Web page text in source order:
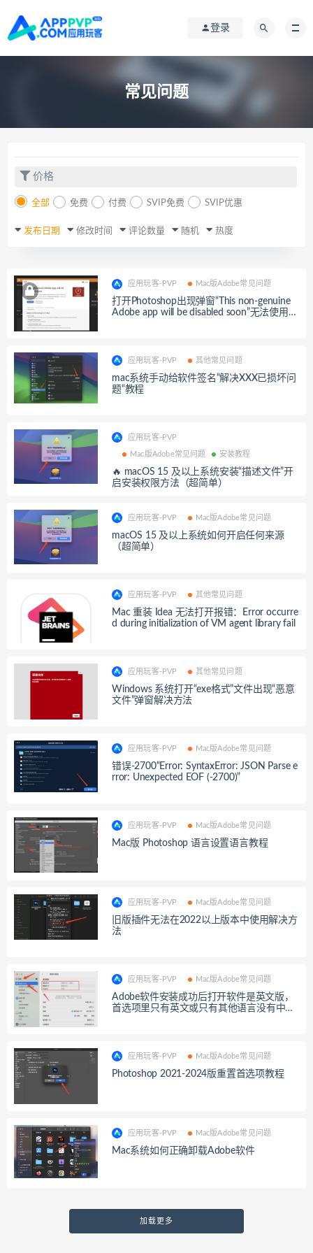
登录
常见问题
价格
全部 免费 付费 SVIP免费 SVIP优惠
发布日期 修改时间 评论数量 随机 热度
应用玩客-PVP Mac版Adobe常见问题
打开Photoshop出现弹窗“This non-genuine
Adobe app will be disabled soon”无法使用的
应用玩客-PVP 其他常见问题
mac系统手动给软件签名“解决XXX已损坏问
题“教程
应用玩客-PVP
Mac版Adobe常见问题 安装教程
🔥 macOS 15 及以上系统安装“描述文件”开
启安装权限方法（超简单）
应用玩客-PVP Mac版Adobe常见问题
macOS 15 及以上系统如何开启任何来源
（超简单）
应用玩客-PVP 其他常见问题
Mac 重装 Idea 无法打开报错：Error occurre
d during initialization of VM agent library fail
应用玩客-PVP 其他常见问题
Windows 系统打开“exe格式”文件出现“恶意
文件”弹窗解决方法
应用玩客-PVP Mac版Adobe常见问题
错误-2700“Error: SyntaxError: JSON Parse e
rror: Unexpected EOF (-2700)”
应用玩客-PVP Mac版Adobe常见问题
Mac版 Photoshop 语言设置语言教程
应用玩客-PVP Mac版Adobe常见问题
旧版插件无法在2022以上版本中使用解决方
法
应用玩客-PVP Mac版Adobe常见问题
Adobe软件安装成功后打开软件是英文版，
首选项里只有英文或只有其他语言没有中文
应用玩客-PVP Mac版Adobe常见问题
Photoshop 2021-2024版重置首选项教程
应用玩客-PVP Mac版Adobe常见问题
Mac系统如何正确卸载Adobe软件
加载更多